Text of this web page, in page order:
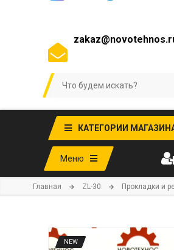
КАТЕГОРИИ
Меню
Главная ZL-30 Прокладки и
NEW